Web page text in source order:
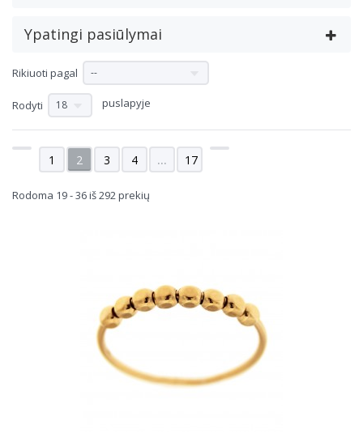
Ypatingi pasiūlymai
Rikiuoti pagal --
Rodyti 18 puslapyje
1 2 3 4 ... 17
Rodoma 19 - 36 iš 292 prekių